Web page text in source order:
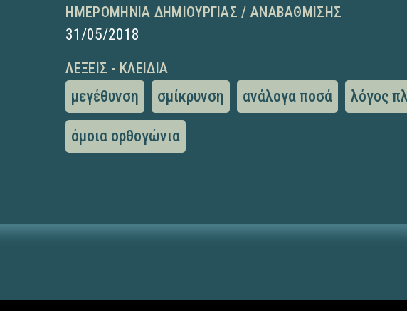
ΗΜΕΡΟΜΗΝΊΑ ΔΗΜΙΟΥΡΓΊΑΣ / ΑΝΑΒΆΘΜΙΣΗΣ
31/05/2018
ΛΈΞΕΙΣ - ΚΛΕΙΔΙΆ
μεγέθυνση σμίκρυνση ανάλογα ποσά λόγος
όμοια ορθογώνια